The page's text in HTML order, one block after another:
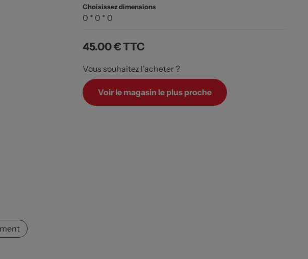
Choisissez dimensions
0 * 0 * 0
45.00 €TTC
Vous souhaitez l’acheter ?
Voir le magasin le plus proche